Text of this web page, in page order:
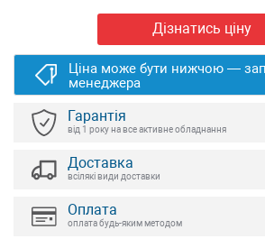
Дізнатись ціну
Ціна може бути нижчою —
менеджера
Гарантія
від 1 року на все активне обладнання
Доставка
всілякі види доставки
Оплата
оплата будь-яким методом